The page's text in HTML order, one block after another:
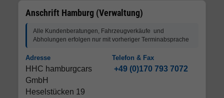
Anschrift Hamburg (Verwaltung)
Alle Kundenberatungen, Fahrzeugverkäufe und
Abholungen erfolgen nur mit vorheriger Terminabsprache
Adresse
HHC hamburgcars
GmbH
Heselstücken 19
Telefon & Fax
+49 (0)170 793 7072